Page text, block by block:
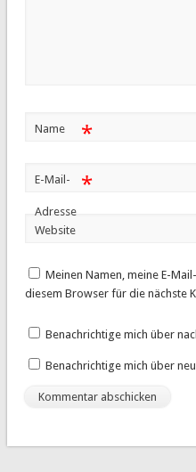
Name *
E-Mail-
Adresse
*
Website
Meinen Namen, meine E-
diesem Browser für die nächste
Benachrichtige mich über
Benachrichtige mich über